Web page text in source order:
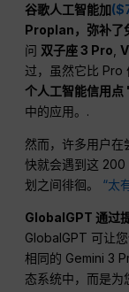
谷歌人工智能加
Proplan，弥补了
问 双子座 3 Pro ,
过，虽然它比 Pro
个人工智能信用点
中的应用。.
然而，许多用户在
快就会遇到这 200
划之间徘徊。 “太
GlobalGPT 通过
GlobalGPT 可让
相同的 Gemini 3
态系统中，而是